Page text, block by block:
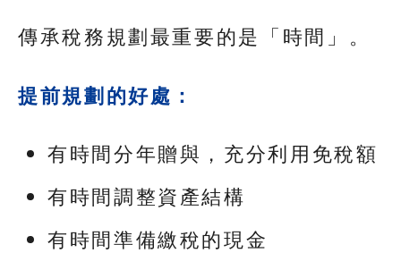
傳承稅務規劃最重要的是「時間」。
提前規劃的好處：
有時間分年贈與，充分利用免稅額
有時間調整資產結構
有時間準備繳稅的現金